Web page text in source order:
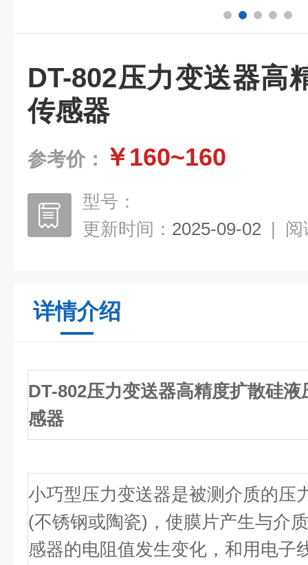
DT-802压力变送器高
传感器
参考价： ￥160~160
型号：
更新时间： 2025-09-02 | 阅
详情介绍
DT-802压力变送器高精度扩散硅液
感器
小巧型压力变送器是被测介质的压
(不锈钢或陶瓷)，使膜片产生与介
感器的电阻值发生变化，和用电子